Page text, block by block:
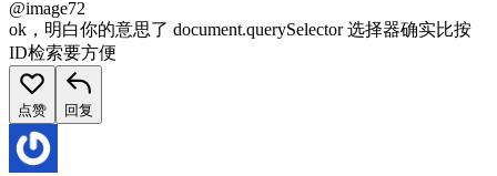
@image72
ok，明白你的意思了 document.querySelector 选择器确实比按
ID检索要方便
点赞 回复